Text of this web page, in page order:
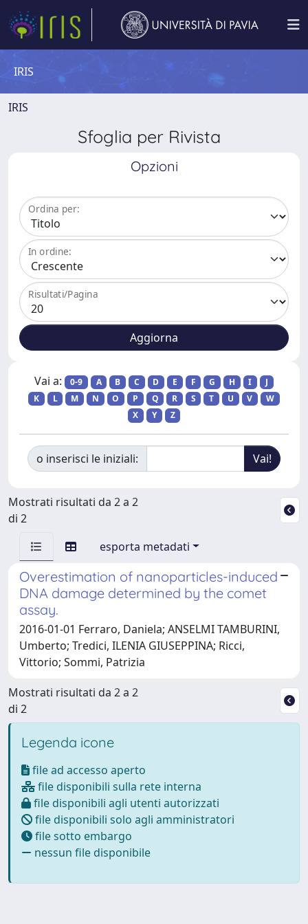
IRIS
IRIS
Sfoglia per Rivista
Opzioni
Ordina per:
In ordine:
Risultati/Pagina
Vai a: 0-9 A B C D E F G H I
J
K
L M N O P Q R S T U V
W
X
Y Z
o inserisci le iniziali:
Mostrati risultati da 2 a 2
di 2
esporta metadati
Overestimation of nanoparticles-induced
DNA damage determined by the comet
assay.
2016-01-01 Ferraro, Daniela; ANSELMI TAMBURINI,
Umberto; Tredici, ILENIA GIUSEPPINA; Ricci,
Vittorio; Sommi, Patrizia
Mostrati risultati da 2 a 2
di 2
Legenda icone
file ad accesso aperto
file disponibili sulla rete interna
file disponibili agli utenti autorizzati
file disponibili solo agli amministratori
file sotto embargo
nessun file disponibile